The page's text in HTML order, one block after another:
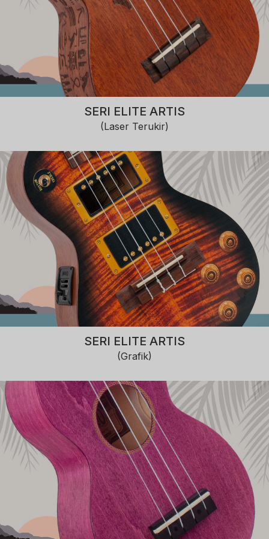
SERI ELITE ARTIS
(Laser Terukir)
SERI ELITE ARTIS
(Grafik)